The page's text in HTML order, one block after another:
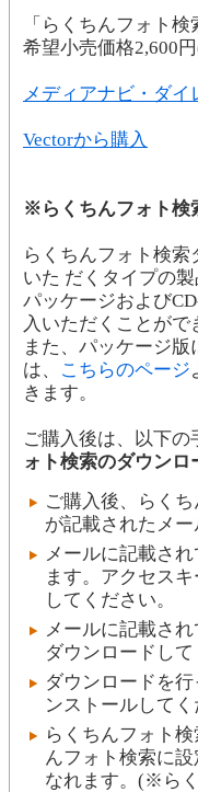
「らくちんフォト検
希望小売価格2,600
メディアナビ・ダイ
Vectorから購入
※らくちんフォト検
らくちんフォト検
いた だくタイプの製
パッケージおよび
入いただくことがで
また、パッケージ
は、
こちらのページ
きます。
ご購入後は、以下の
ォト検索のダウン
ご購入後、らく
が記載されたメー
メールに記載さ
ます。アクセスキ
してください。
メールに記載さ
ダウンロードして
ダウンロードを
ンストールしてく
らくちんフォト
んフォト検索に
なれます。(※ら